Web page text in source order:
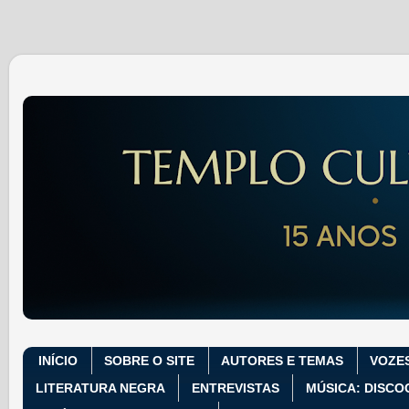
INÍCIO SOBRE O SITE AUTORES E TEMAS
LITERATURA NEGRA
ENTREVISTAS
MÚSICA: